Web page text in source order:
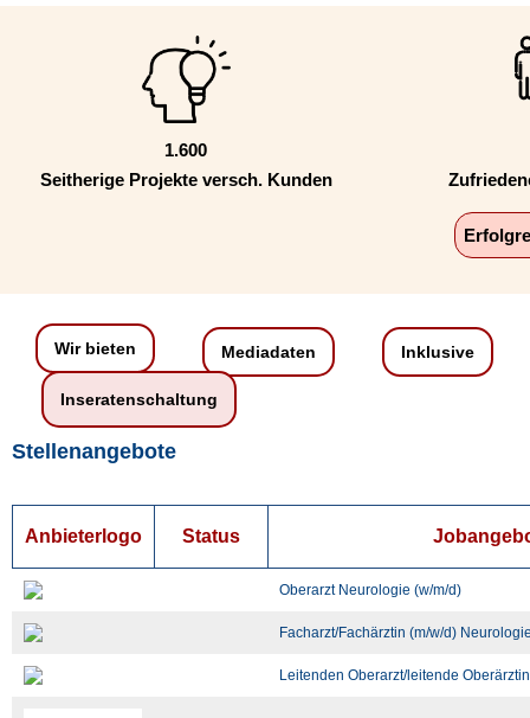
1.600
Seitherige Projekte versch. Kunden
Wir bieten Mediadaten Inklusive
Inseratenschaltung
Stellenangebote
Anbieterlogo Status
Oberarzt Neurologie (w/m/d)
Facharzt/Fachärztin (m/w/d)
Leitenden Oberarzt/leitende